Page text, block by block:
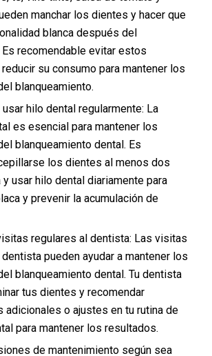
manchar los dientes y hacer que
blanca después del
recomendable evitar estos
su consumo para mantener los
blanqueamiento.
hilo dental regularmente: La
es esencial para mantener los
blanqueamiento dental. Es
los dientes al menos dos
usar hilo dental diariamente para
y prevenir la acumulación de
regulares al dentista: Las visitas
pueden ayudar a mantener los
blanqueamiento dental. Tu dentista
tus dientes y recomendar
adicionales o ajustes en tu rutina de
para mantener los resultados.
de mantenimiento según sea